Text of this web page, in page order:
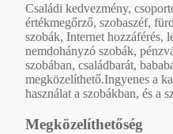
Családi kedvezmény,
értékmegőrző, szobaszéf,
szobák, Internet hozzáférés,
nemdohányzó szobák,
szobában, családbarát,
megközelíthető.Ingyenes a
használat a szobákban, és a
Megközelíthetőség